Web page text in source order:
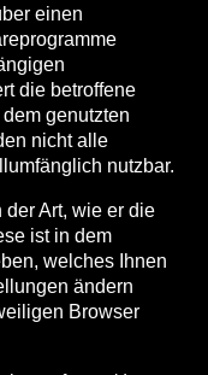
einen
die betroffene
genutzten
nicht alle
nutzbar.
Art, wie er die
ist in dem
welches Ihnen
ändern
Browser